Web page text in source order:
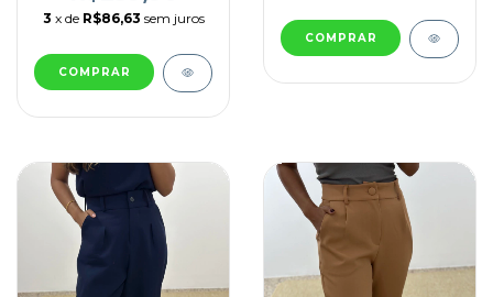
3 x de R$86,63 sem juros
COMPRAR
COMPRAR